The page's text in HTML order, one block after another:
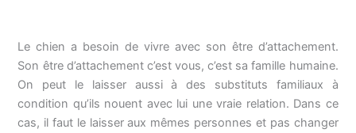
Le chien a besoin de vivre avec son être d’attachement.
Son être d’attachement c’est vous, c’est sa famille humaine.
On peut le laisser aussi à des substituts familiaux à
condition qu’ils nouent avec lui une vraie relation. Dans ce
cas, il faut le laisser aux mêmes personnes et pas changer